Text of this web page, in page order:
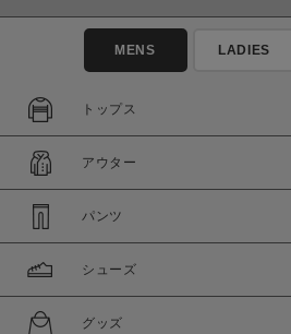
MENS LADIES
トップス
アウター
パンツ
シューズ
グッズ